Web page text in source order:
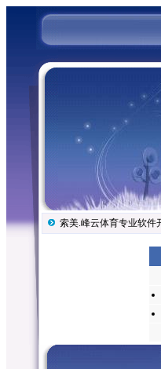
索美.峰云体育专业软件